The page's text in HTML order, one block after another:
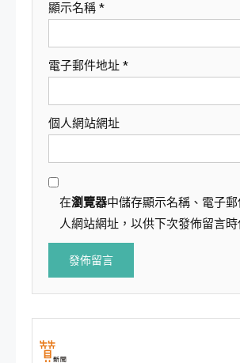
顯示名稱 *
電子郵件地址 *
個人網站網址
在瀏覽器中儲存顯示名稱、電子
人網站網址，以供下次發佈留言時